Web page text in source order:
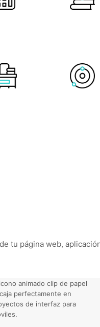
tu página web,
animado clip de papel
perfectamente en
de interfaz para